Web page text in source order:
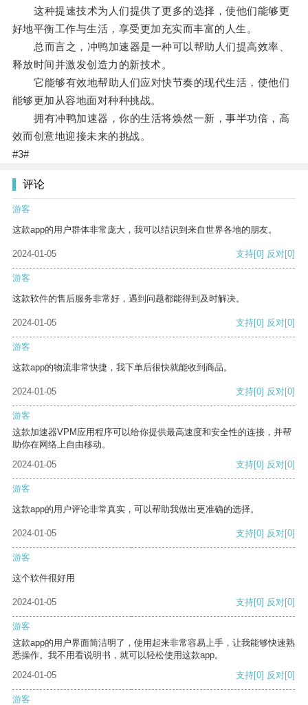
这种提速技术为人们提供了更多的选择，使他们能够更
好地平衡工作与生活，享受更加充实而丰富的人生。
总而言之，冲鸭加速器是一种可以帮助人们提高效率、
释放时间并激发创造力的新技术。
它能够有效地帮助人们应对快节奏的现代生活，使他们
能够更加从容地面对种种挑战。
拥有冲鸭加速器，你的生活将焕然一新，事半功倍，高
效而创意地迎接未来的挑战。
#3#
评论
游客
这款app的用户群体非常庞大，我可以结识到来自世界各地的朋友。
2024-01-05 支持[0] 反对[0]
游客
这款软件的售后服务非常好，遇到问题都能得到及时解决。
2024-01-05 支持[0] 反对[0]
游客
这款app的物流非常快捷，我下单后很快就能收到商品。
2024-01-05 支持[0] 反对[0]
游客
这款加速器VPM应用程序可以给你提供最高速度和安全性的连接，并帮
助你在网络上自由移动。
2024-01-05
支持[0] 反对[0]
游客
这款app的用户评论非常真实，可以帮助我做出更准确的选择。
2024-01-05 支持[0] 反对[0]
游客
这个软件很好用
2024-01-05 支持[0] 反对[0]
游客
这款app的用户界面简洁明了，使用起来非常容易上手，让我能够快速熟
悉操作。我不用看说明书，就可以轻松使用这款app。
2024-01-05
支持[0] 反对[0]
游客